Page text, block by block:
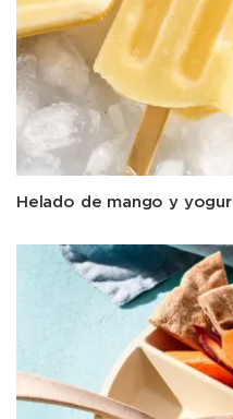
Helado de mango y yogur